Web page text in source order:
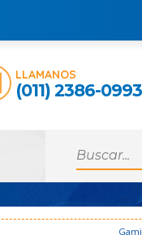
LLAMANOS
(011) 2386-0993